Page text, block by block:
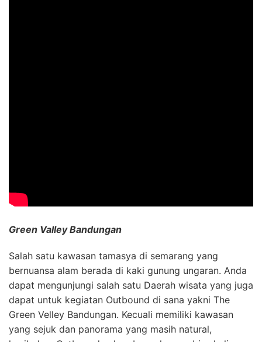
Green Valley Bandungan
Salah satu kawasan tamasya di semarang yang
bernuansa alam berada di kaki gunung ungaran. Anda
dapat mengunjungi salah satu Daerah wisata yang juga
dapat untuk kegiatan Outbound di sana yakni The
Green Velley Bandungan. Kecuali memiliki kawasan
yang sejuk dan panorama yang masih natural,